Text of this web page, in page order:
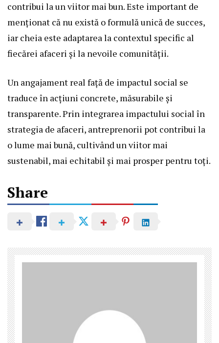
contribui la un viitor mai bun. Este important de
menționat că nu există o formulă unică de succes,
iar cheia este adaptarea la contextul specific al
fiecărei afaceri și la nevoile comunității.
Un angajament real față de impactul social se
traduce în acțiuni concrete, măsurabile și
transparente. Prin integrarea impactului social în
strategia de afaceri, antreprenorii pot contribui la
o lume mai bună, cultivând un viitor mai
sustenabil, mai echitabil și mai prosper pentru toți.
Share